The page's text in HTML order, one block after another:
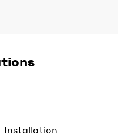
Installation